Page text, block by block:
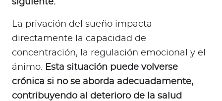
siguiente.
La privación del sueño impacta
directamente la capacidad de
concentración, la regulación emocional y el
ánimo. Esta situación puede volverse
crónica si no se aborda adecuadamente,
contribuyendo al deterioro de la salud